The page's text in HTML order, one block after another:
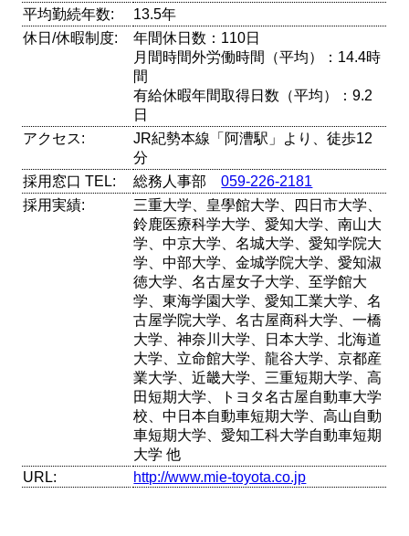
平均勤続年数:
13.5年
休日/休暇制度:
年間休日数：110日
月間時間外労働時間（平均）：14.4時
間
有給休暇年間取得日数（平均）：9.2
日
アクセス:
JR紀勢本線「阿漕駅」より、徒歩12
分
採用窓口 TEL:
総務人事部059-226-2181
採用実績:
三重大学、皇學館大学、四日市大学、
鈴鹿医療科学大学、愛知大学、南山大
学、中京大学、名城大学、愛知学院大
学、中部大学、金城学院大学、愛知淑
徳大学、名古屋女子大学、至学館大
学、東海学園大学、愛知工業大学、名
古屋学院大学、名古屋商科大学、一橋
大学、神奈川大学、日本大学、北海道
大学、立命館大学、龍谷大学、京都産
業大学、近畿大学、三重短期大学、高
田短期大学、トヨタ名古屋自動車大学
校、中日本自動車短期大学、高山自動
車短期大学、愛知工科大学自動車短期
大学 他
URL:
http://www.mie-toyota.co.jp